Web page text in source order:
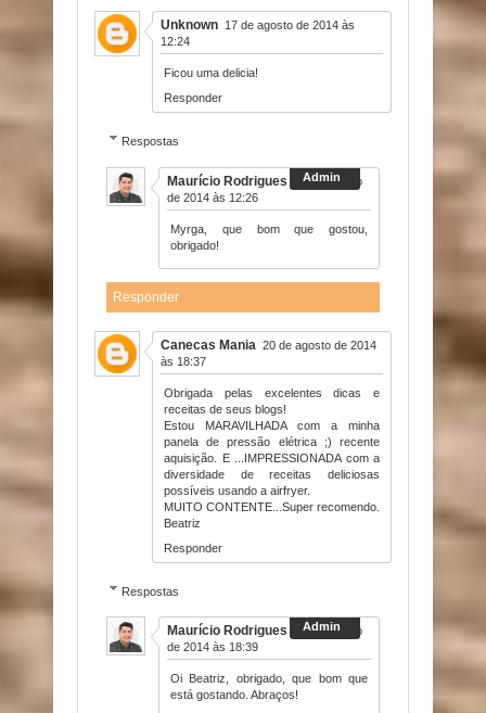
Unknown 17 de agosto de 2014 às
12:24
Ficou uma delicia!
Responder
Respostas
Maurício Rodrigues
17 de agosto
de 2014 às 12:26
Myrga, que bom que gostou,
obrigado!
Responder
Canecas Mania 20 de agosto de 2014
às 18:37
Obrigada pelas excelentes dicas e
receitas de seus blogs!
Estou MARAVILHADA com a minha
panela de pressão elétrica ;) recente
aquisição. E ...IMPRESSIONADA com a
diversidade de receitas deliciosas
possíveis usando a airfryer.
MUITO CONTENTE...Super recomendo.
Beatriz
Responder
Respostas
Maurício Rodrigues
20 de agosto
de 2014 às 18:39
Oi Beatriz, obrigado, que bom que
está gostando. Abraços!